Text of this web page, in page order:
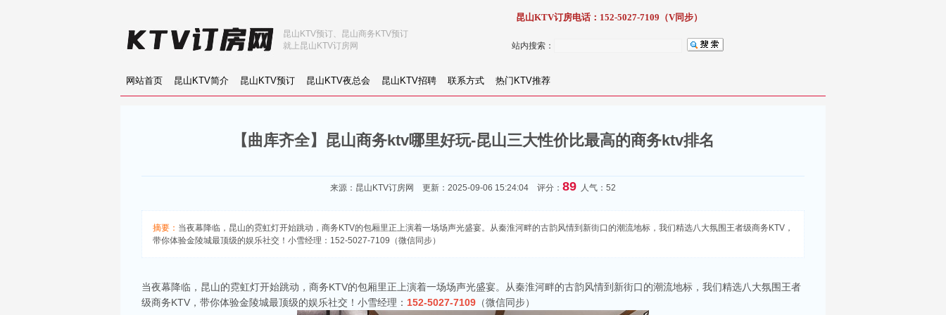
站内搜索：
网站首页 昆山KTV简介 昆山KTV预订 昆山KTV夜总会 昆山KTV招聘 联系方式 热门KTV推荐
昆山KTV预订、昆山商务KTV预订
就上昆山KTV订房网
昆山KTV订房电话：152-5027-7109（V同步）
【曲库齐全】昆山商务ktv哪里好玩-昆山三大性价比最高的商务ktv排名
来源： 昆山KTV订房网 更新：2025-09-06 15:24:04 评分： 89 人气：52
摘要： 当夜幕降临，昆山的霓虹灯开始跳动，商务KTV的包厢里正上演着一场场声光盛宴。从秦淮河畔的古韵风情到新街口的潮流地标，我们精选八大氛围王者级商务KTV，
带你体验金陵城最顶级的娱乐社交！小雪经理：152-5027-7109（微信同步）
当夜幕降临，昆山的霓虹灯开始跳动，商务KTV的包厢里正上演着一场场声光盛宴。从秦淮河畔的古韵风情到新街口的潮流地标，我们精选八大氛围王者
级商务KTV，带你体验金陵城最顶级的娱乐社交！小雪经理： 152-5027-7109 （微信同步）